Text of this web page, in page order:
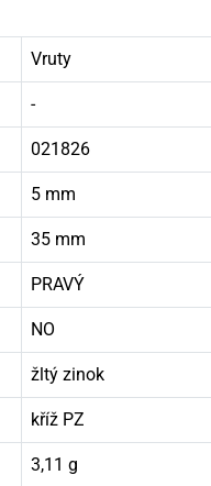
Vruty
-
021826
5 mm
35 mm
PRAVÝ
NO
žltý zinok
kříž PZ
3,11 g